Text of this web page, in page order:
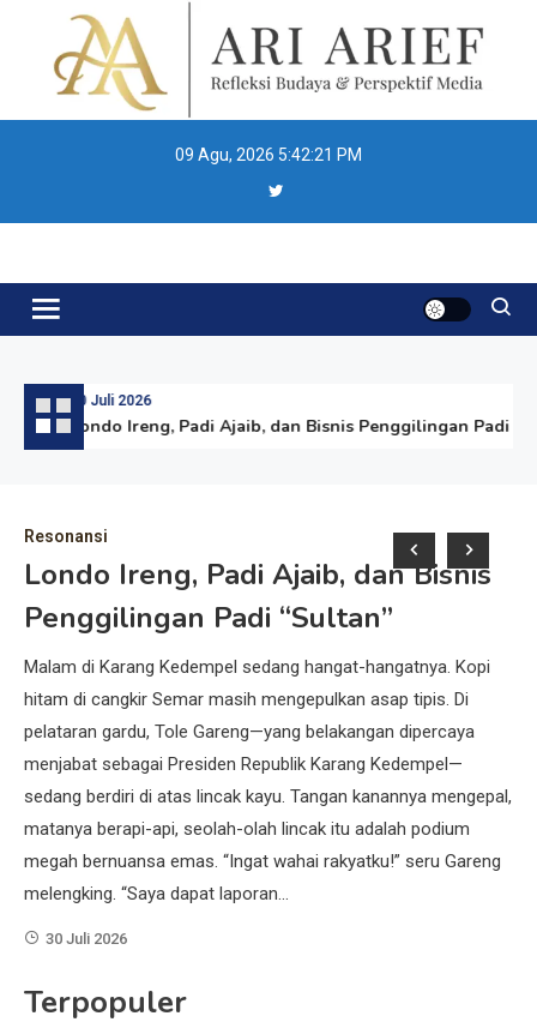
content
09 Agu, 2026 5:42:22 PM
Ari Arief
30 Juli 2026
Londo Ireng, Padi Ajaib, dan Bisnis Penggilingan Padi
Resonansi
Londo Ireng, Padi Ajaib, dan Bisnis
Penggilingan Padi “Sultan”
Malam di Karang Kedempel sedang hangat-hangatnya. Kopi
hitam di cangkir Semar masih mengepulkan asap tipis. Di
pelataran gardu, Tole Gareng—yang belakangan dipercaya
menjabat sebagai Presiden Republik Karang Kedempel—
sedang berdiri di atas lincak kayu. Tangan kanannya mengepal,
matanya berapi-api, seolah-olah lincak itu adalah podium
megah bernuansa emas. “Ingat wahai rakyatku!” seru Gareng
melengking. “Saya dapat laporan…
30 Juli 2026
Terpopuler